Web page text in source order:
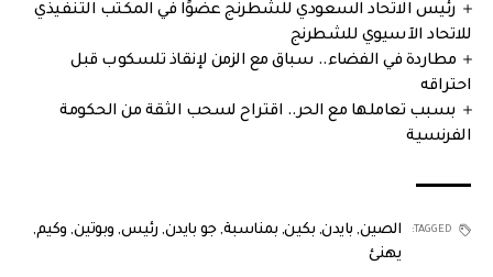
رئيس الاتحاد السعودي للشطرنج عضوًا في المكتب التنفيذي
للاتحاد الآسيوي للشطرنج
مطاردة في الفضاء.. سباق مع الزمن لإنقاذ تلسكوب قبل
احتراقه
بسبب تعاملها مع الحر.. اقتراح لسحب الثقة من الحكومة
الفرنسية
TAGGED: الصين, بايدن, بكين, بمناسبة,جو بايدن, رئيس, وبوتين, وكيم,
يهنئ